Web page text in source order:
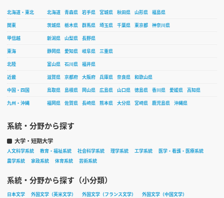
北海道・東北 北海道 青森県 岩手県 宮城県 秋田県 山形県
福島県
関東
茨城県 栃木県 群馬県 埼玉県 千葉県 東京都
神奈川県
甲信越
新潟県 山梨県
長野県
東海
静岡県 愛知県 岐阜県
三重県
北陸
富山県 石川県
福井県
近畿
滋賀県 京都府 大阪府 兵庫県 奈良県
和歌山県
中国・四国
鳥取県 島根県 岡山県 広島県 山口県 徳島県 香川県 愛媛県
高知県
九州・沖縄
福岡県 佐賀県 長崎県 熊本県 大分県 宮崎県 鹿児島県 沖縄県
系統・分野から探す
大学・短期大学
人文科学系統 教育・福祉系統 社会科学系統 理学系統 工学系統
医学・看護・医療系統
農学系統
家政系統 体育系統 芸術系統
系統・分野から探す（小分類）
日本文学 外国文学（英米文学） 外国文学（フランス文学）
外国文学（中国文学）